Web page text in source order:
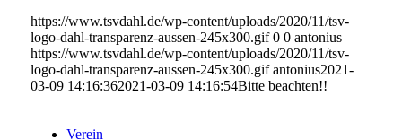
https://www.tsvdahl.de/wp-content/uploads/2020/11/tsv-
logo-dahl-transparenz-aussen-245x300.gif 0 0 antonius
https://www.tsvdahl.de/wp-content/uploads/2020/11/tsv-
logo-dahl-transparenz-aussen-245x300.gif antonius2021-
03-09 14:16:362021-03-09 14:16:54Bitte beachten!!
Verein